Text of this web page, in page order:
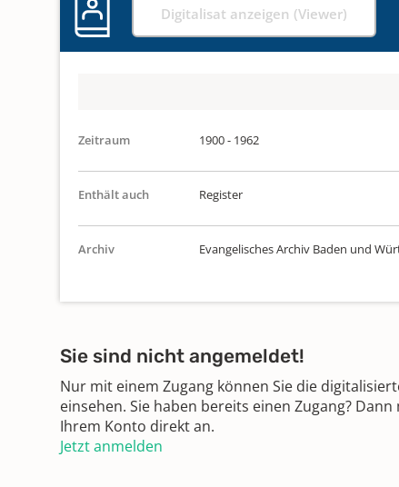
Digitalisat anzeigen (Viewer)
Zeitraum 1900 - 1962
Enthält auch Register
Archiv Evangelisches Archiv Baden und
Sie sind nicht angemeldet!
Nur mit einem Zugang können Sie die
einsehen. Sie haben bereits einen Zugang?
Ihrem Konto direkt an.
Jetzt anmelden